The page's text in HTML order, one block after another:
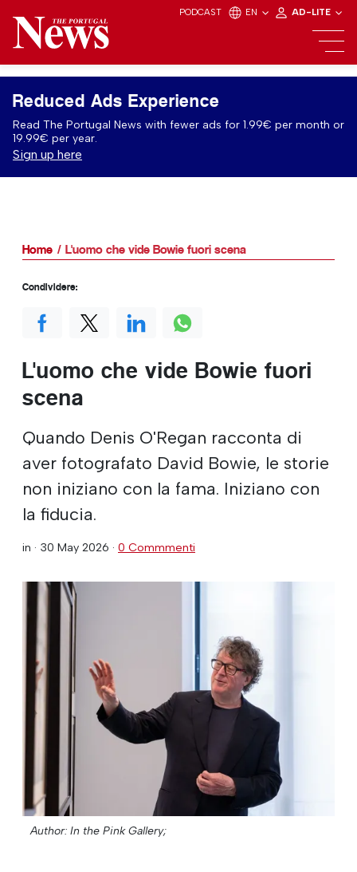
PODCAST EN AD-LITE
Reduced Ads Experience
Read The Portugal News with fewer ads for 1.99€ per month or
19.99€ per year.
Sign up here
Home L'uomo che vide Bowie fuori scena
L'uomo che vide Bowie fuori
scena
Quando Denis O'Regan racconta di
aver fotografato David Bowie, le storie
non iniziano con la fama. Iniziano con
la fiducia.
in · 30 May 2026 · 0 Commmenti
Author: In the Pink Gallery;
Condividere: